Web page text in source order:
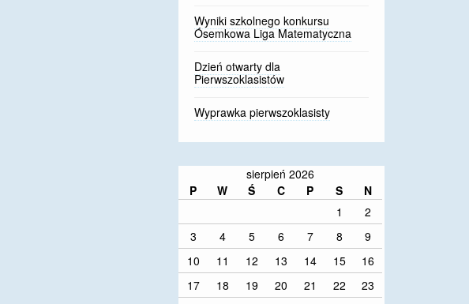
Wyniki szkolnego konkursu
Ósemkowa Liga Matematyczna
Dzień otwarty dla
Pierwszoklasistów
Wyprawka pierwszoklasisty
sierpień 2026
P
W Ś C P S
N
1
2
3
4 5 6 7 8
9
10
11 12 13 14 15
16
17
18 19 20 21 22
23